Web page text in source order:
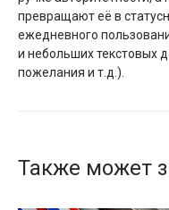
превращают её в
ежедневного
и небольших текстовых
пожелания и т.д.).
Также может